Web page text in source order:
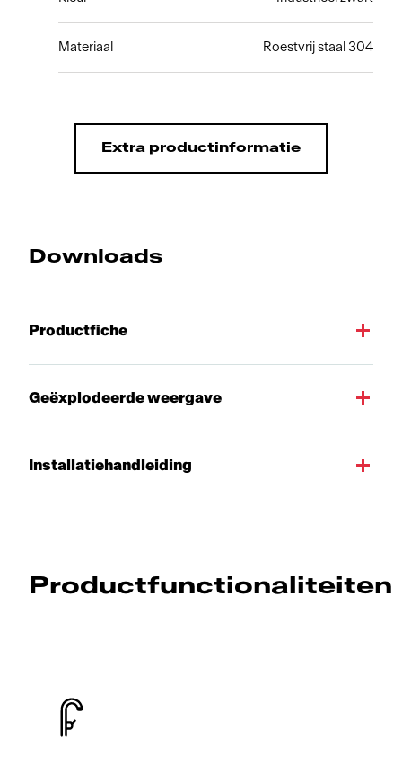
Materiaal Roestvrij staal 304
Extra productinformatie
Downloads
Productfiche
Geëxplodeerde weergave
Installatiehandleiding
Productfunctionaliteiten